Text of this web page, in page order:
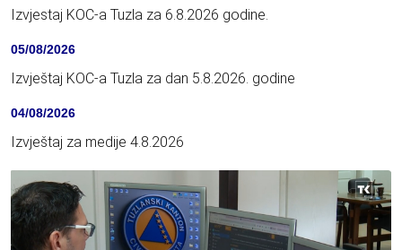
Izvjestaj KOC-a Tuzla za 6.8.2026 godine.
05/08/2026
Izvještaj KOC-a Tuzla za dan 5.8.2026. godine
04/08/2026
Izvještaj za medije 4.8.2026